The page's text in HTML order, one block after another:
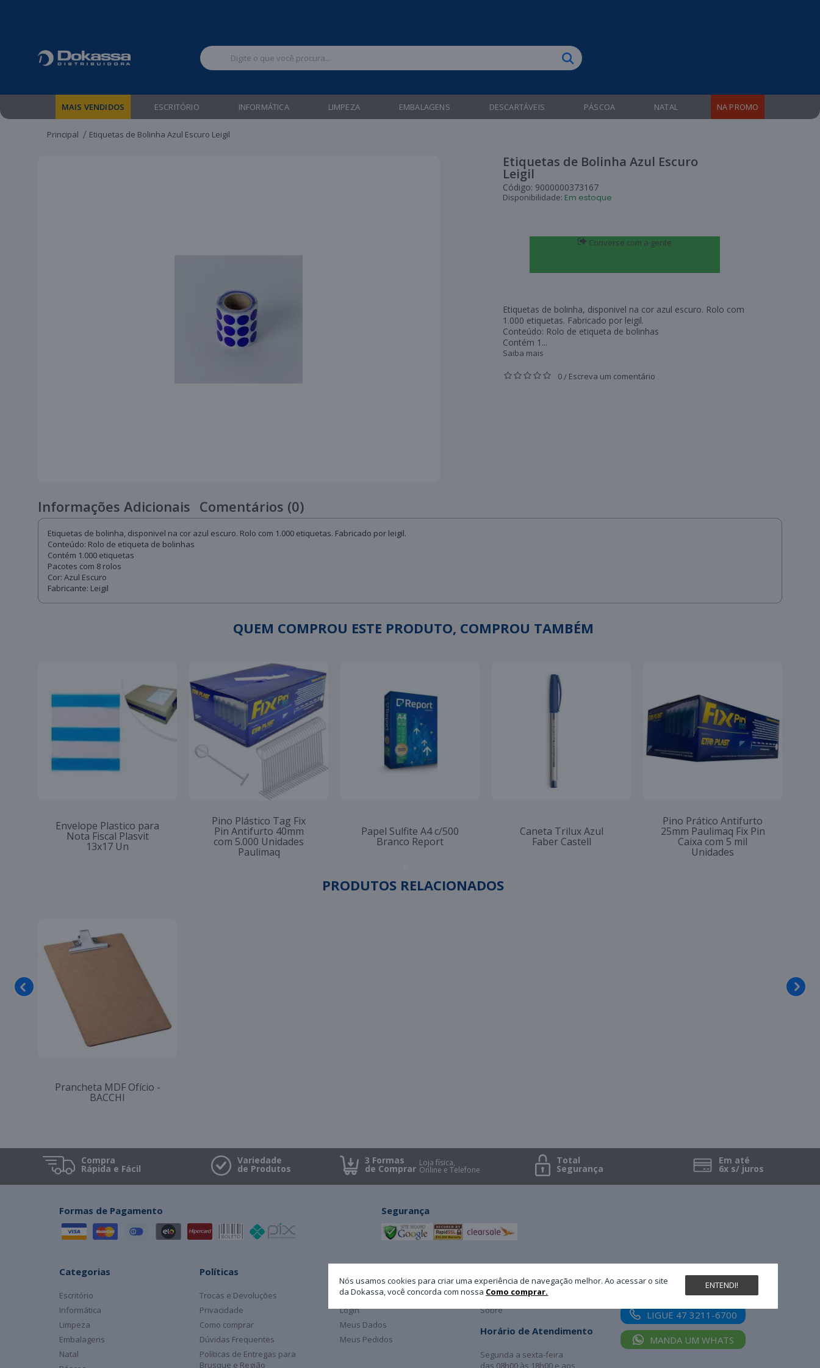
MAIS VENDIDOS ESCRITÓRIO INFORMÁTICA LIMPEZA EMBALAGENS DESCARTÁVEIS PÁSCOA NATAL NA PROMO
Principal Etiquetas de Bolinha Azul Escuro Leigil
Etiquetas de Bolinha Azul Escuro
Leigil
Código: 9000000373167
Disponibilidade: Em estoque
Converse com a gente
Etiquetas de bolinha, disponivel na cor azul escuro. Rolo com
1.000 etiquetas. Fabricado por leigil.
Conteúdo: Rolo de etiqueta de bolinhas
Contém 1...
Saiba mais
0/ Escreva um comentário
Informações Adicionais Comentários (0)
Etiquetas de bolinha, disponivel na cor azul escuro. Rolo com 1.000 etiquetas. Fabricado por leigil.
Conteúdo: Rolo de etiqueta de bolinhas
Contém 1.000 etiquetas
Pacotes com 8 rolos
Cor: Azul Escuro
Fabricante: Leigil
QUEM COMPROU ESTE PRODUTO, COMPROU TAMBÉM
Envelope Plastico para
Nota Fiscal Plasvit
13x17 Un
Pino Plástico Tag Fix
Pin Antifurto 40mm
com 5.000 Unidades
Paulimaq
Papel Sulfite A4 c/500
Branco Report
Caneta Trilux Azul
Faber Castell
Pino Prático Antifurto
25mm Paulimaq Fix Pin
Caixa com 5 mil
Unidades
PRODUTOS RELACIONADOS
Prancheta MDF Ofício -
BACCHI
Compra
Rápida e Fácil
Variedade
de Produtos
3 Formas
de Comprar Loja física,
Online e Telefone
Total
Segurança
Em até
6x s/ juros
Nós usamos cookies para criar uma experiência de navegação melhor. Ao acessar o site
da Dokassa, você concorda com nossa Como comprar.
ENTENDI!
Formas de Pagamento Segurança
Categorias
Escritório
Informática
Limpeza
Embalagens
Natal
Políticas
Trocas e Devoluções
Privacidade
Como comprar
Dúvidas Frequentes
Políticas de Entregas para
Brusque e Região
Cadastro
Login
Meus Dados
Meus Pedidos
Atendimento
Sobre
Horário de Atendimento
Segunda a sexta-feira
das 08h00 às 18h00 e aos
LIGUE 47 3211-6700
MANDA UM WHATS